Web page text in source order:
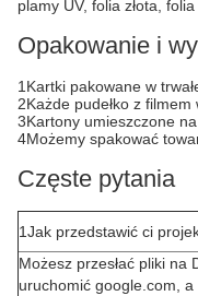
plamy UV, folia złota,
Opakowanie i
1Kartki pakowane w
2Każde pudełko z filmem
3Kartony umieszczone
4Możemy spakować
Częste pytania
1Jak przedstawić ci
Możesz przesłać pliki na
uruchomić google.com,